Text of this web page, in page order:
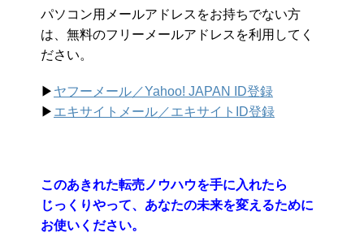
パソコン用メールアドレスをお持ちでない方
は、無料のフリーメールアドレスを利用してく
ださい。
▶︎ ヤフーメール／Yahoo! JAPAN ID登録
▶︎ エキサイトメール／エキサイトID登録
このあきれた転売ノウハウを手に入れたら
じっくりやって、あなたの未来を変えるために
お使いください。